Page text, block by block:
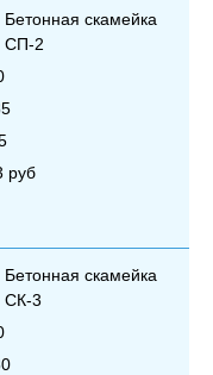
Бетонная скамейка
СП‑2
руб
Бетонная скамейка
СК‑3